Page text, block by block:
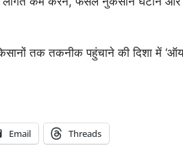
तक तकनीक पहुंचाने की दिशा में
Email Threads